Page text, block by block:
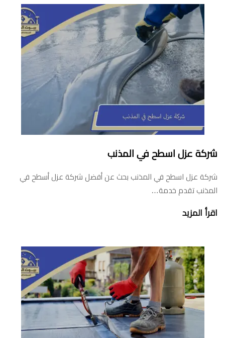
شركة عزل اسطح في المذنب
شركة عزل اسطح في المذنب بحث عن أفضل شركة عزل أسطح في
المذنب تقدم خدمة…
اقرأ المزيد